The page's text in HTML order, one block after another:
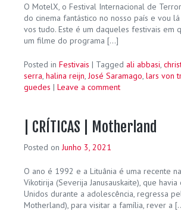
O MotelX, o Festival Internacional de
do cinema fantástico no nosso país e vou
vos tudo. Este é um daqueles festivais
um filme do programa […]
Posted in Festivais | Tagged ali abbasi,
serra, halina reijn,José Saramago, lars von
guedes | Leave a comment
| CRÍTICAS | Motherland
Posted onJunho 3, 2021
O ano é 1992 e a Lituânia é uma recente
Vikotirija (Severija Janusauskaite), que
Unidos durante a adolescência, regressa
Motherland), para visitar a família, rever a